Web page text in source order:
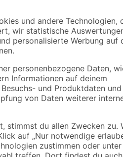
34, 99€
Diese Wasserwaage von unserer